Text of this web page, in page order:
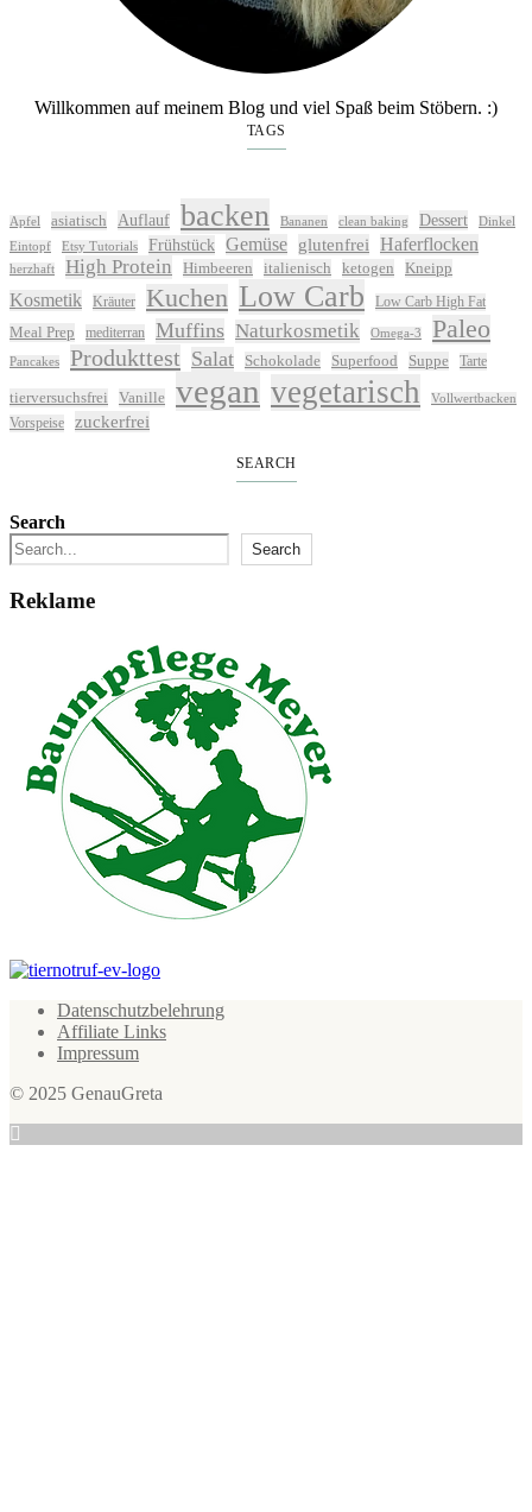
Willkommen auf meinem Blog und viel Spaß beim Stöbern. :)
TAGS
Apfel asiatisch Auflauf backen Bananen clean baking Dessert
Dinkel
Eintopf
Etsy Tutorials Frühstück Gemüse glutenfrei Haferflocken
herzhaft High Protein Himbeeren italienisch ketogen Kneipp
Kosmetik Kräuter Kuchen Low Carb Low Carb High Fat
Meal Prep mediterran Muffins Naturkosmetik Omega-3 Paleo
Pancakes Produkttest Salat Schokolade Superfood Suppe Tarte
tierversuchsfrei Vanille vegan vegetarisch Vollwertbacken
Vorspeise zuckerfrei
SEARCH
Search
Search
Reklame
Datenschutzbelehrung
Affiliate Links
Impressum
© 2025 GenauGreta